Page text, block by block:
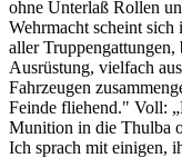
ohne Unterlaß Rollen
Wehrmacht scheint
aller
Ausrüstung, vielfach
Fahrzeugen
Feinde fliehend." Voll:
Munition in die Thulba
Ich sprach mit einigen,